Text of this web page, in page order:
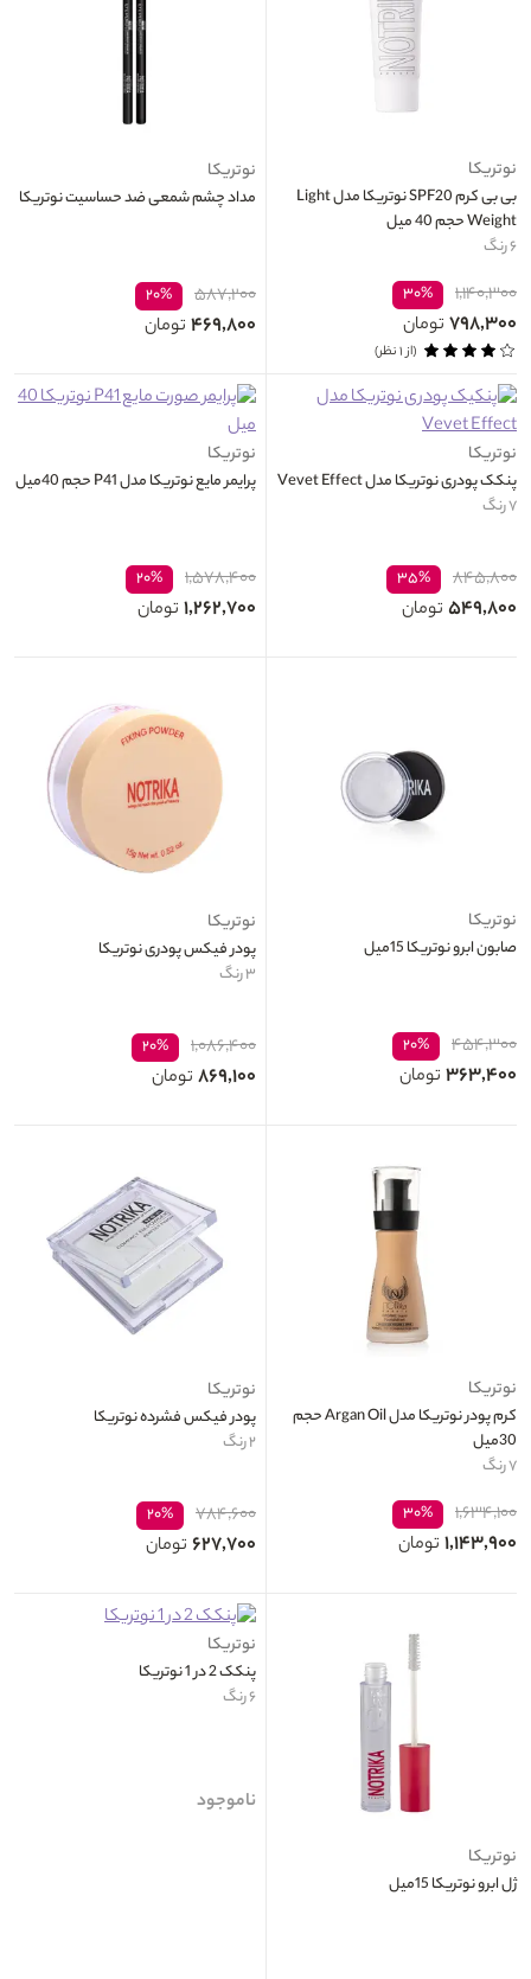
نوتریکا
بی بی کرم SPF20 نوتریکا مدل Light
Weight حجم 40 میل
۶ رنگ
۱,۱۴۰,۳۰۰ ۳۰%
۷۹۸,۳۰۰ تومان
(از ۱ نظر)
نوتریکا
مداد چشم شمعی ضد حساسیت نوتریکا
۵۸۷,۲۰۰ ۲۰%
۴۶۹,۸۰۰ تومان
نوتریکا
پنکک پودری نوتریکا مدل Vevet Effect
۷ رنگ
۸۴۵,۸۰۰ ۳۵%
۵۴۹,۸۰۰ تومان
نوتریکا
پرایمر مایع نوتریکا مدل P41 حجم 40میل
۱,۵۷۸,۴۰۰ ۲۰%
۱,۲۶۲,۷۰۰ تومان
نوتریکا
صابون ابرو نوتریکا 15میل
۴۵۴,۳۰۰ ۲۰%
۳۶۳,۴۰۰ تومان
نوتریکا
پودر فیکس پودری نوتریکا
۳ رنگ
۱,۰۸۶,۴۰۰ ۲۰%
۸۶۹,۱۰۰ تومان
نوتریکا
کرم پودر نوتریکا مدل Argan Oil حجم
30میل
۷ رنگ
۱,۶۳۴,۱۰۰ ۳۰%
۱,۱۴۳,۹۰۰ تومان
نوتریکا
پودر فیکس فشرده نوتریکا
۲ رنگ
۷۸۴,۶۰۰ ۲۰%
۶۲۷,۷۰۰ تومان
نوتریکا
ژل ابرو نوتریکا 15میل
نوتریکا
پنکک 2 در 1 نوتریکا
۶ رنگ
ناموجود